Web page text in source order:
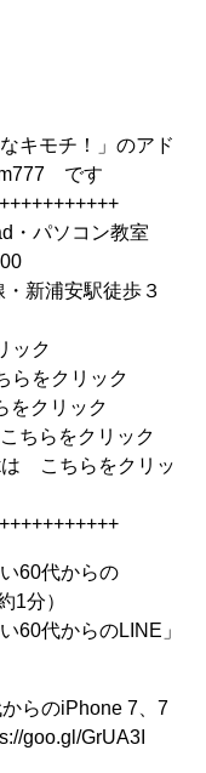
キモチ！」のアド
です
・パソコン教室
新浦安駅徒歩３
ック
をクリック
クリック
ちらをクリック
こちらをクリッ
60代からの
分）
60代からのLINE」
らのiPhone 7、7
goo.gl/GrUA3I